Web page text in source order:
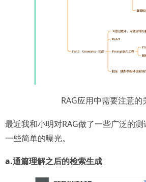
RAG应用中需要注意的
最近我和小明对RAG做了一些广泛的
一些简单的曝光。
a.通篇理解之后的检索生成